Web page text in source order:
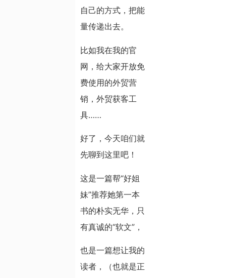
自己的方式，把能
量传递出去。
比如我在我的官
网，给大家开放免
费使用的外贸营
销，外贸获客工
具……
好了，今天咱们就
先聊到这里吧！
这是一篇帮“好姐
妹”推荐她第一本
书的朴实无华，只
有真诚的“软文”，
也是一篇想让我的
读者，（也就是正